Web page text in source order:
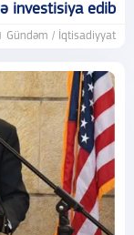
investisiya edib
Gündəm / İqtisadiyyat